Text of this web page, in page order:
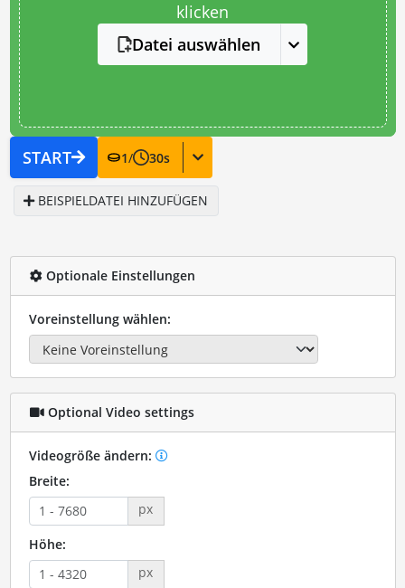
klicken
Datei auswählen
START 1/ 30s
BEISPIELDATEI HINZUFÜGEN
Optionale Einstellungen
Voreinstellung wählen:
Optional Video settings
Videogröße ändern:
Breite:
px
Höhe:
px